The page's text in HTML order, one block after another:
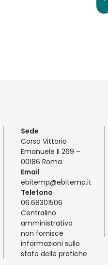
Sede
Corso Vittorio
Emanuele II 269 –
00186 Roma
Email
ebitemp@ebitemp.it
Telefono
06.68301506
Centralino
amministrativo
non fornisce
informazioni sullo
stato delle pratiche